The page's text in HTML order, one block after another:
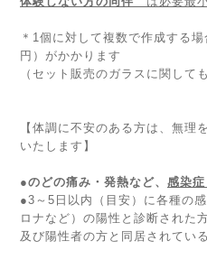
＊1個に対して複数で作成する
円）がかかります
（セット販売のガラスに関して
【体調に不安のある方は、無理
いたします】
●のどの痛み・発熱など、 感染
●3～5日以内（目安）に各種の
ロナなど）の陽性と診断された
及び陽性者の方と同居されてい